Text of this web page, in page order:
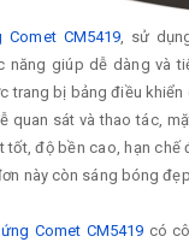
CM5419, sử
năng giúp dễ dàng và
trang bị bảng điều
quan sát và thao tác,
tốt, độ bền cao, hạn chế
này còn sáng bóng
Comet CM5419 có